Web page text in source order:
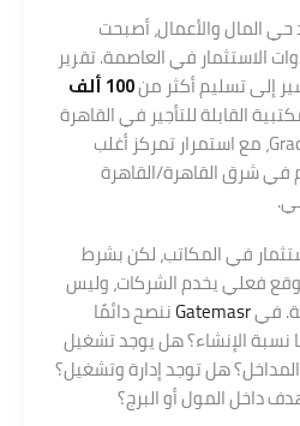
المال والأعمال، أصبحت
الاستثمار في العاصمة. تقرير
100 ألف
القابلة للتأجير في القاهرة
ضمن فئتي Grade A وGrade B، مع استمرار تمركز أغلب
في شرق القاهرة/القاهرة
في المكاتب، لكن بشرط
فعلي يخدم الشركات، وليس
فيGatemasrننصح دائمًا
الإنشاء؟ هل يوجد تشغيل
هل توجد إدارة وتشغيل؟
داخل المول أو البرج؟